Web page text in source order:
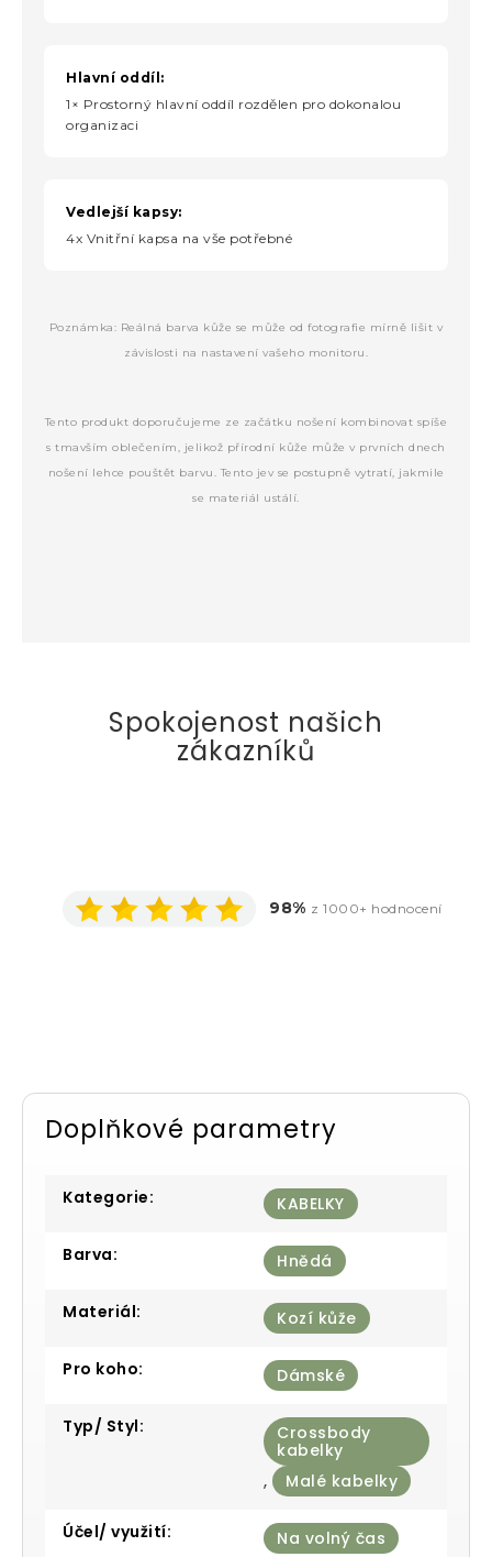
Hlavní oddíl:
1× Prostorný hlavní oddíl rozdělen pro dokonalou
organizaci
Vedlejší kapsy:
4x Vnitřní kapsa na vše potřebné
Poznámka: Reálná barva kůže se může od fotografie mírně lišit v
závislosti na nastavení vašeho monitoru.
Tento produkt doporučujeme ze začátku nošení kombinovat spíše
s tmavším oblečením, jelikož přírodní kůže může v prvních dnech
nošení lehce pouštět barvu. Tento jev se postupně vytratí, jakmile
se materiál ustálí.
Spokojenost našich
zákazníků
98% z 1000+ hodnocení
Doplňkové parametry
Kategorie: KABELKY
Barva: Hnědá
Materiál: Kozí kůže
Pro koho: Dámské
Typ/ Styl:
Crossbody
kabelky
,
Malé kabelky
Účel/ využití: Na volný čas